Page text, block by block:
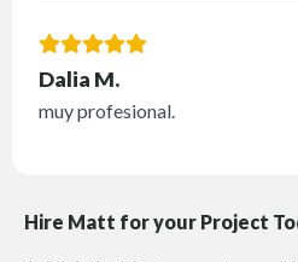
Dalia M.
muy profesional.
Hire Matt for your Project